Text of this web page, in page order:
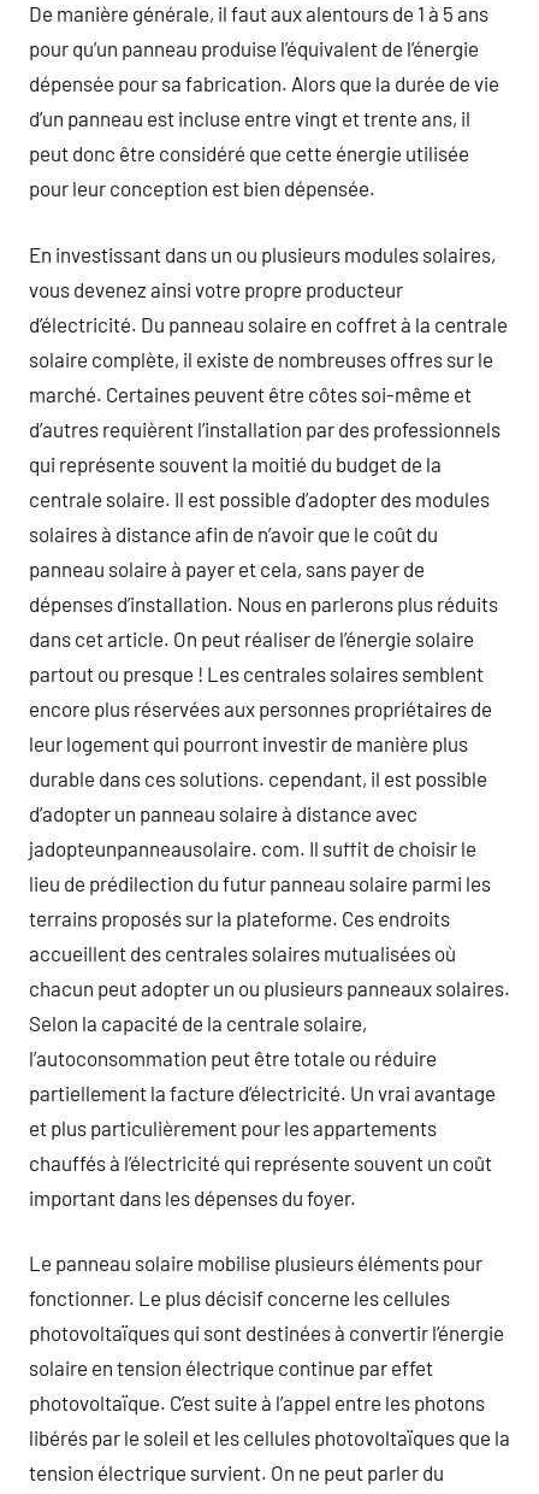
De manière générale, il faut aux alentours de 1 à 5 ans
pour qu’un panneau produise l’équivalent de l’énergie
dépensée pour sa fabrication. Alors que la durée de vie
d’un panneau est incluse entre vingt et trente ans, il
peut donc être considéré que cette énergie utilisée
pour leur conception est bien dépensée.
En investissant dans un ou plusieurs modules solaires,
vous devenez ainsi votre propre producteur
d’électricité. Du panneau solaire en coffret à la centrale
solaire complète, il existe de nombreuses offres sur le
marché. Certaines peuvent être côtes soi-même et
d’autres requièrent l’installation par des professionnels
qui représente souvent la moitié du budget de la
centrale solaire. Il est possible d’adopter des modules
solaires à distance afin de n’avoir que le coût du
panneau solaire à payer et cela, sans payer de
dépenses d’installation. Nous en parlerons plus réduits
dans cet article. On peut réaliser de l’énergie solaire
partout ou presque ! Les centrales solaires semblent
encore plus réservées aux personnes propriétaires de
leur logement qui pourront investir de manière plus
durable dans ces solutions. cependant, il est possible
d’adopter un panneau solaire à distance avec
jadopteunpanneausolaire. com. Il suffit de choisir le
lieu de prédilection du futur panneau solaire parmi les
terrains proposés sur la plateforme. Ces endroits
accueillent des centrales solaires mutualisées où
chacun peut adopter un ou plusieurs panneaux solaires.
Selon la capacité de la centrale solaire,
l’autoconsommation peut être totale ou réduire
partiellement la facture d’électricité. Un vrai avantage
et plus particulièrement pour les appartements
chauffés à l’électricité qui représente souvent un coût
important dans les dépenses du foyer.
Le panneau solaire mobilise plusieurs éléments pour
fonctionner. Le plus décisif concerne les cellules
photovoltaïques qui sont destinées à convertir l’énergie
solaire en tension électrique continue par effet
photovoltaïque. C’est suite à l’appel entre les photons
libérés par le soleil et les cellules photovoltaïques que la
tension électrique survient. On ne peut parler du